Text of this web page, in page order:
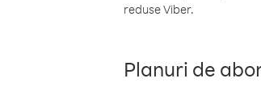
reduse Viber.
Planuri de